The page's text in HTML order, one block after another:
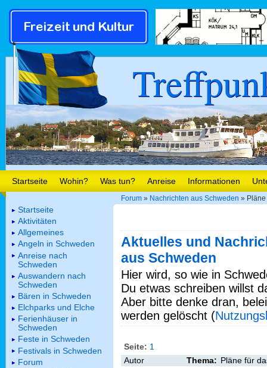
Startseite Wohin? Was tun? Anreise Informationen
Forum » Nachrichten aus Schweden »
Aktuelles und
aus Schweden
Hier wird, so wie in
Du etwas schreiben willst
Aber bitte denke dran,
werden gelöscht (
Seite: 1
Autor
Thema: Pläne für
Startseite
Aktivitäten
Allgemeines
Angeln in Schweden
Anreise nach
Schweden
Auswandern nach
Schweden
Bären in Schweden
Elchparks und Elche
Ferienhäuser in
Schweden
Feste in Schweden
Festivals in Schweden
Forum